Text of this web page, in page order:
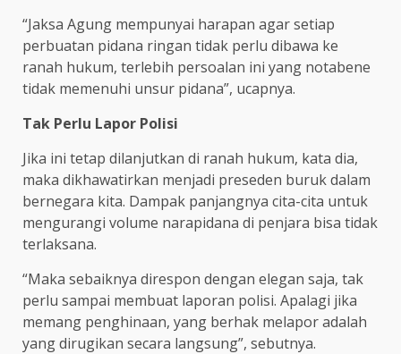
“Jaksa Agung mempunyai harapan agar setiap
perbuatan pidana ringan tidak perlu dibawa ke
ranah hukum, terlebih persoalan ini yang notabene
tidak memenuhi unsur pidana”, ucapnya.
Tak Perlu Lapor Polisi
Jika ini tetap dilanjutkan di ranah hukum, kata dia,
maka dikhawatirkan menjadi preseden buruk dalam
bernegara kita. Dampak panjangnya cita-cita untuk
mengurangi volume narapidana di penjara bisa tidak
terlaksana.
“Maka sebaiknya direspon dengan elegan saja, tak
perlu sampai membuat laporan polisi. Apalagi jika
memang penghinaan, yang berhak melapor adalah
yang dirugikan secara langsung”, sebutnya.